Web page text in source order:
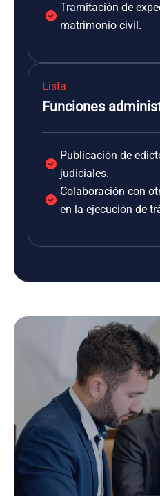
Tramitación de
matrimonio civil.
Lista
Funciones
Publicación de
judiciales.
Colaboración con
en la ejecución de